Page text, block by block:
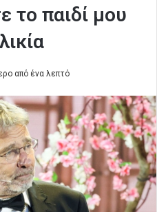
το παιδί μου
από ένα λεπτό